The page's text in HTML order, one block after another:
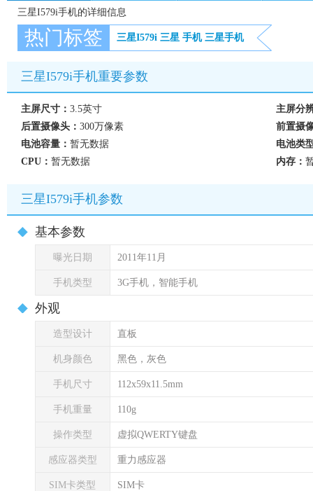
三星I579i手机的详细信息
热门标签 三星I579i 三星 手机 三星手机
三星I579i手机重要参数
主屏尺寸： 3.5英寸
主屏分
后置摄像头： 300万像素
前置摄
电池容量： 暂无数据
电池类
CPU： 暂无数据 内存：
三星I579i手机参数
基本参数
曝光日期 2011年11月
手机类型 3G手机，智能手机
外观
造型设计 直板
机身颜色 黑色，灰色
手机尺寸 112x59x11.5mm
手机重量 110g
操作类型 虚拟QWERTY键盘
感应器类型 重力感应器
SIM卡类型 SIM卡